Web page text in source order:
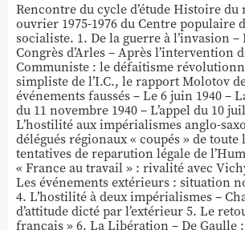
Rencontre du cycle d’étude Histoire du
ouvrier 1975-1976 du Centre populaire
socialiste. 1. De la guerre à l’invasion
Congrès d’Arles – Après l’intervention
Communiste : le défaitisme
simpliste de l’I.C., le rapport Molotov
événements faussés – Le 6 juin 1940 –
du 11 novembre 1940 – L’appel du 10
L’hostilité aux impérialismes anglo-
délégués régionaux « coupés » de toute
tentatives de reparution légale de
« France au travail » : rivalité avec
Les événements extérieurs : situation
4. L’hostilité à deux impérialismes –
d’attitude dicté par l’extérieur 5. Le
français » 6. La Libération – De Gaulle